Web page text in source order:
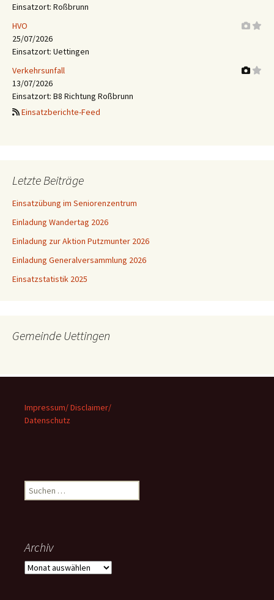
Einsatzort: Roßbrunn
HVO
25/07/2026
Einsatzort: Uettingen
Verkehrsunfall
13/07/2026
Einsatzort: B8 Richtung Roßbrunn
Einsatzberichte-Feed
Letzte Beiträge
Einsatzübung im Seniorenzentrum
Einladung Wandertag 2026
Einladung zur Aktion Putzmunter 2026
Einladung Generalversammlung 2026
Einsatzstatistik 2025
Gemeinde Uettingen
Impressum/ Disclaimer/
Datenschutz
Suchen
nach:
Archiv
Archiv